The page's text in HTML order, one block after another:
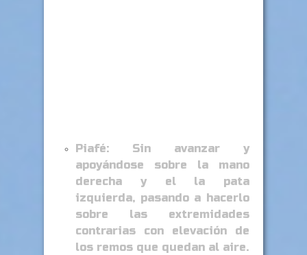
Piafé: Sin avanzar y
apoyándose sobre la mano
derecha y el la pata
izquierda, pasando a hacerlo
sobre las extremidades
contrarias con elevación de
los remos que quedan al aire.